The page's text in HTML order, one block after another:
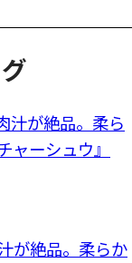
が絶品。柔らか